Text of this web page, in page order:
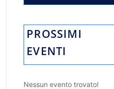
PROSSIMI
EVENTI
Nessun evento trovato!